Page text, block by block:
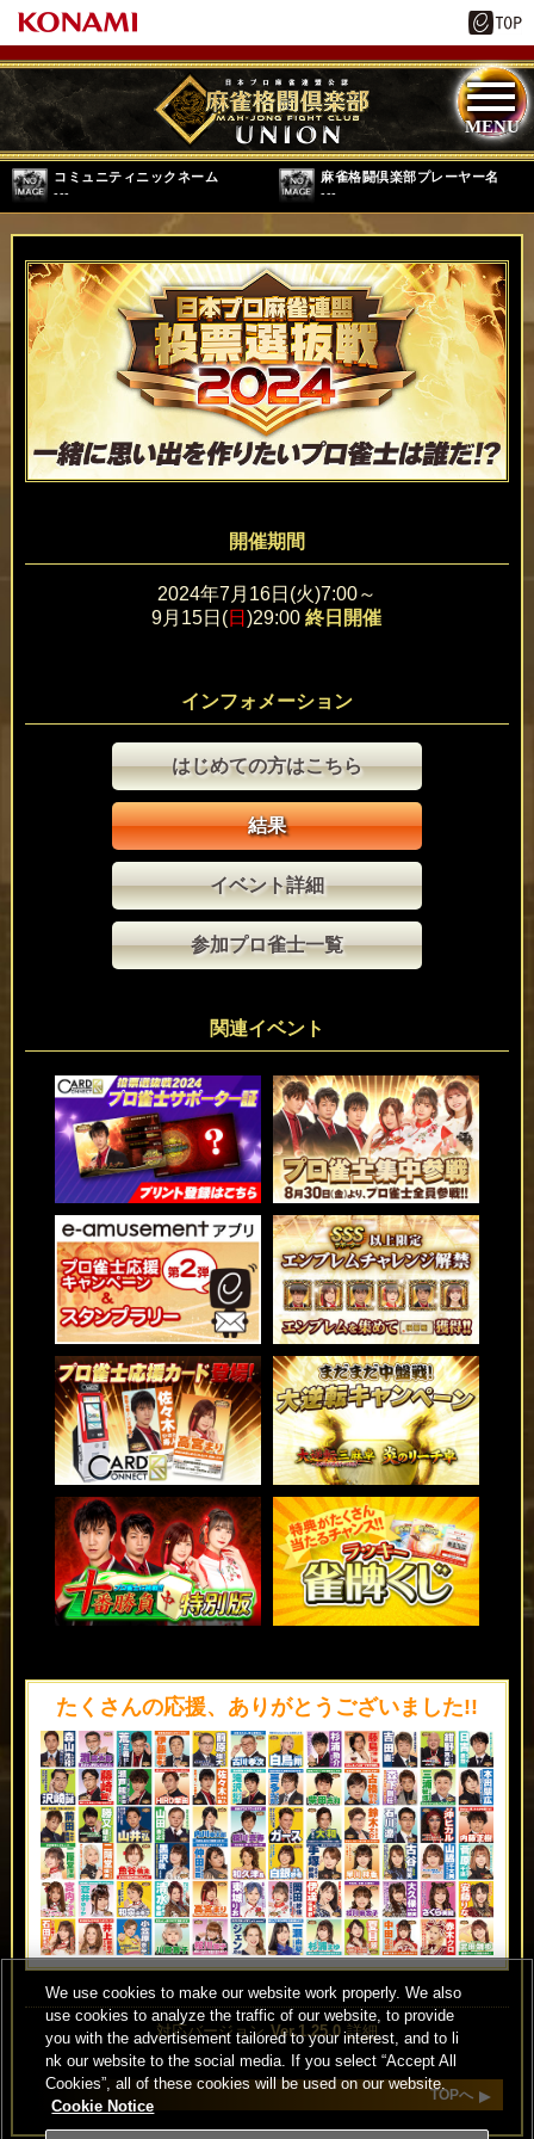
コミュニティニックネーム
---
麻雀格闘倶楽部プレーヤー名
---
開催期間
2024年7月16日(火)7:00～
9月15日(日)29:00終日開催
インフォメーション
はじめての方はこちら
結果
イベント詳細
参加プロ雀士一覧
関連イベント
たくさんの応援、ありがとうございました!!
対応バージョン Ver.1.25.0 詳細
TOPへ
We use cookies to make our website work properly. We also
use cookies to analyze the traffic of our website, to provide
you with the advertisement tailored to your interest, and to li
nk our website to the social media. If you select “Accept All
Cookies”, all of these cookies will be used on our website.
Cookie Notice